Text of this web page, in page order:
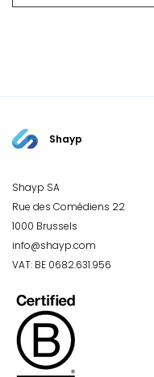
Shayp
Shayp SA
Rue des Comédiens 22
1000 Brussels
info@shayp.com
VAT: BE 0682.631.956